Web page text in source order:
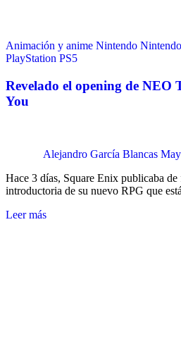
Animación y anime Nintendo
PlayStation PS5
Revelado el opening de NEO
You
Alejandro García Blancas
Hace 3 días, Square Enix publicaba
introductoria de su nuevo RPG que
Leer más